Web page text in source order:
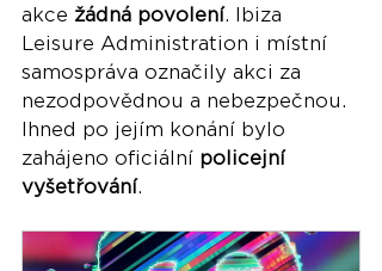
akce žádná povolení. Ibiza
Leisure Administration i místní
samospráva označily akci za
nezodpovědnou a nebezpečnou.
Ihned po jejím konání bylo
zahájeno oficiální policejní
vyšetřování.